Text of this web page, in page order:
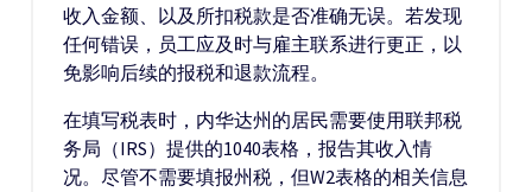
收入金额、以及所扣税款是否准确无误。若发现
任何错误，员工应及时与雇主联系进行更正，以
免影响后续的报税和退款流程。
在填写税表时，内华达州的居民需要使用联邦税
务局（IRS）提供的1040表格，报告其收入情
况。尽管不需要填报州税，但W2表格的相关信息